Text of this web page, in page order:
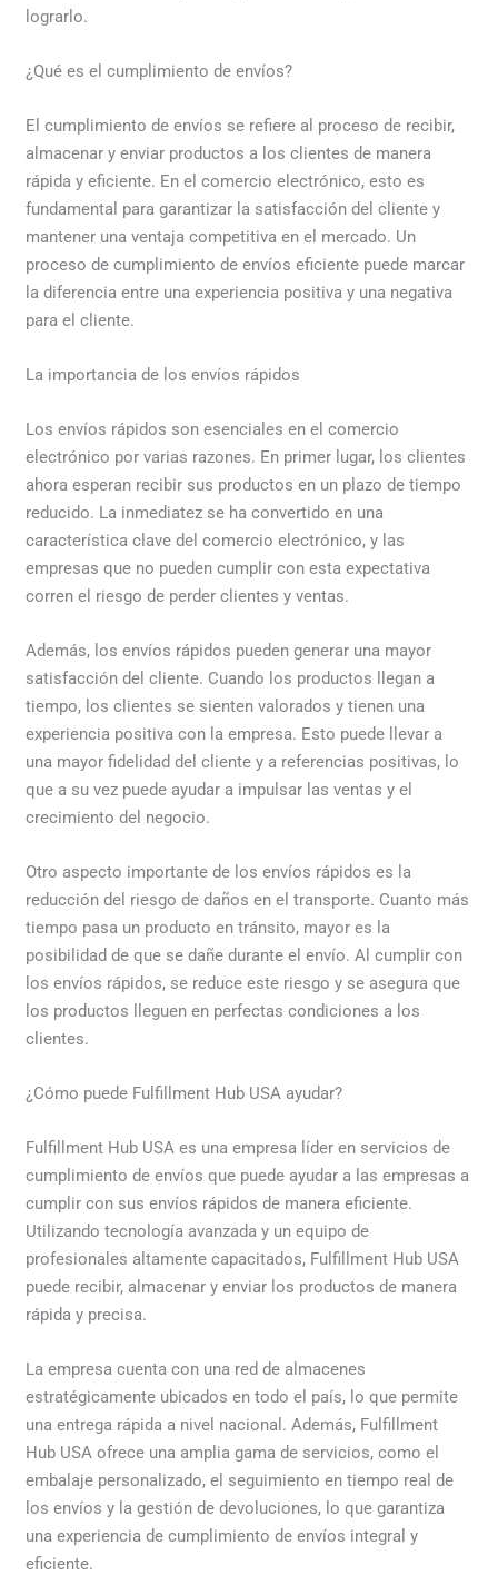
lograrlo.
¿Qué es el cumplimiento de envíos?
El cumplimiento de envíos se refiere al proceso de recibir,
almacenar y enviar productos a los clientes de manera
rápida y eficiente. En el comercio electrónico, esto es
fundamental para garantizar la satisfacción del cliente y
mantener una ventaja competitiva en el mercado. Un
proceso de cumplimiento de envíos eficiente puede marcar
la diferencia entre una experiencia positiva y una negativa
para el cliente.
La importancia de los envíos rápidos
Los envíos rápidos son esenciales en el comercio
electrónico por varias razones. En primer lugar, los clientes
ahora esperan recibir sus productos en un plazo de tiempo
reducido. La inmediatez se ha convertido en una
característica clave del comercio electrónico, y las
empresas que no pueden cumplir con esta expectativa
corren el riesgo de perder clientes y ventas.
Además, los envíos rápidos pueden generar una mayor
satisfacción del cliente. Cuando los productos llegan a
tiempo, los clientes se sienten valorados y tienen una
experiencia positiva con la empresa. Esto puede llevar a
una mayor fidelidad del cliente y a referencias positivas, lo
que a su vez puede ayudar a impulsar las ventas y el
crecimiento del negocio.
Otro aspecto importante de los envíos rápidos es la
reducción del riesgo de daños en el transporte. Cuanto más
tiempo pasa un producto en tránsito, mayor es la
posibilidad de que se dañe durante el envío. Al cumplir con
los envíos rápidos, se reduce este riesgo y se asegura que
los productos lleguen en perfectas condiciones a los
clientes.
¿Cómo puede Fulfillment Hub USA ayudar?
Fulfillment Hub USA es una empresa líder en servicios de
cumplimiento de envíos que puede ayudar a las empresas a
cumplir con sus envíos rápidos de manera eficiente.
Utilizando tecnología avanzada y un equipo de
profesionales altamente capacitados, Fulfillment Hub USA
puede recibir, almacenar y enviar los productos de manera
rápida y precisa.
La empresa cuenta con una red de almacenes
estratégicamente ubicados en todo el país, lo que permite
una entrega rápida a nivel nacional. Además, Fulfillment
Hub USA ofrece una amplia gama de servicios, como el
embalaje personalizado, el seguimiento en tiempo real de
los envíos y la gestión de devoluciones, lo que garantiza
una experiencia de cumplimiento de envíos integral y
eficiente.